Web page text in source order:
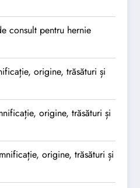
consult pentru hernie
origine, trăsături și
origine, trăsături și
origine, trăsături și